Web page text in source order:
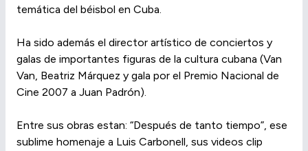
temática del béisbol en Cuba.
Ha sido además el director artístico de conciertos y
galas de importantes figuras de la cultura cubana (Van
Van, Beatriz Márquez y gala por el Premio Nacional de
Cine 2007 a Juan Padrón).
Entre sus obras estan: “Después de tanto tiempo”, ese
sublime homenaje a Luis Carbonell, sus videos clip